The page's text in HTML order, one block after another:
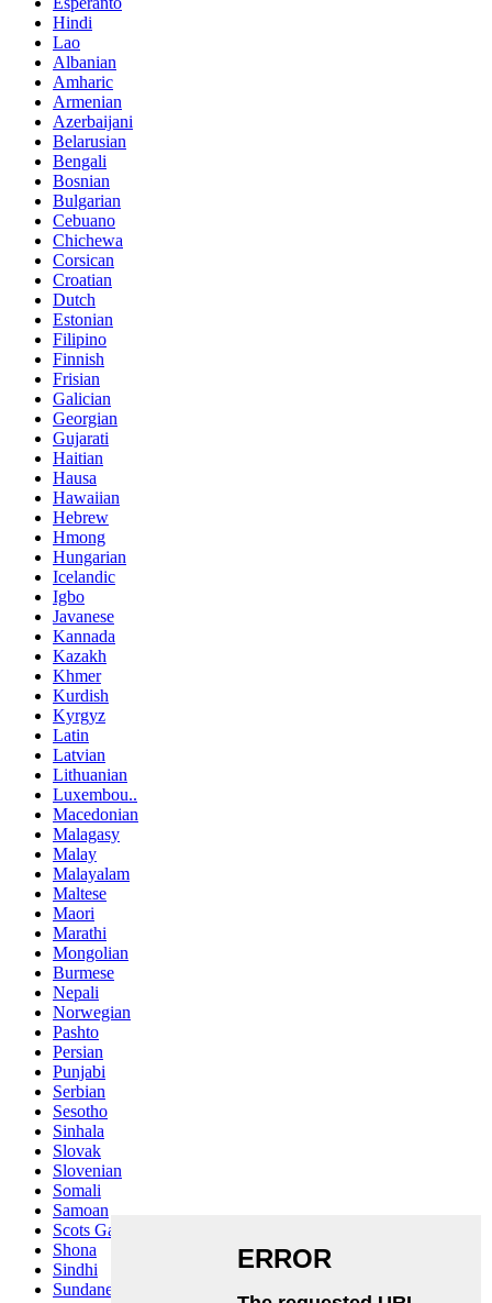
Hindi
Lao
Albanian
Amharic
Armenian
Azerbaijani
Belarusian
Bengali
Bosnian
Bulgarian
Cebuano
Chichewa
Corsican
Croatian
Dutch
Estonian
Filipino
Finnish
Frisian
Galician
Georgian
Gujarati
Haitian
Hausa
Hawaiian
Hebrew
Hmong
Hungarian
Icelandic
Igbo
Javanese
Kannada
Kazakh
Khmer
Kurdish
Kyrgyz
Latin
Latvian
Lithuanian
Luxembou..
Macedonian
Malagasy
Malay
Malayalam
Maltese
Maori
Marathi
Mongolian
Burmese
Nepali
Norwegian
Pashto
Persian
Punjabi
Serbian
Sesotho
Sinhala
Slovak
Slovenian
Somali
Samoan
Scots Gaelic
Shona
Sindhi
Sundanese